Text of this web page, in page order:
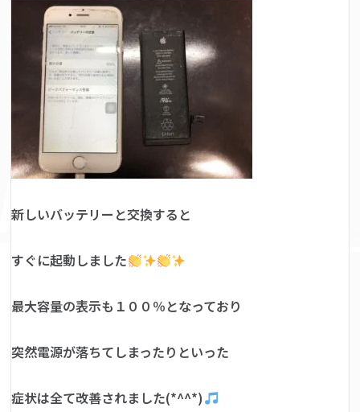
新しいバッテリーと交換すると
すぐに起動しました
最大容量の表示も１００％となっており
突然電源が落ちてしまったりといった
症状は全て改善されました(*^^*)